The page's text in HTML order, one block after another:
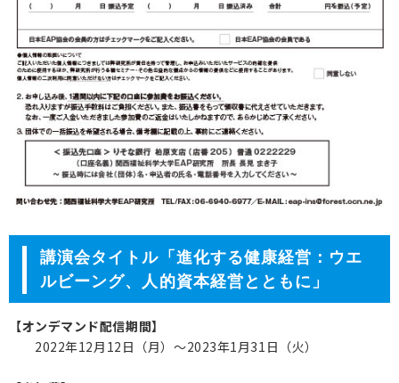
講演会タイトル「進化する健康経営：ウエ
ルビーング、人的資本経営とともに」
【オンデマンド配信期間】
2022年12月12日（月）～2023年1月31日（火）